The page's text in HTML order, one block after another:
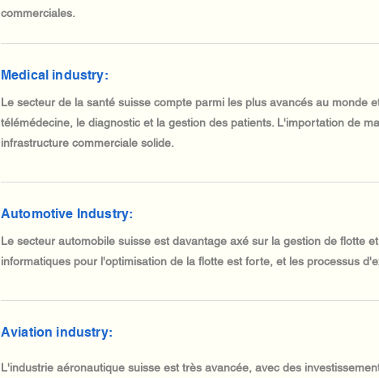
commerciales.
Medical industry:
Le secteur de la santé suisse compte parmi les plus avancés au monde
télémédecine, le diagnostic et la gestion des patients. L'importation de
infrastructure commerciale solide.
Automotive Industry:
Le secteur automobile suisse est davantage axé sur la gestion de flotte
informatiques pour l'optimisation de la flotte est forte, et les processus
Aviation industry:
L'industrie aéronautique suisse est très avancée, avec des